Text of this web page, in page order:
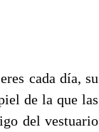
cada día, su
de la que las
del vestuario